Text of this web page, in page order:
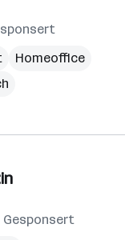
Homeoffice
Gesponsert